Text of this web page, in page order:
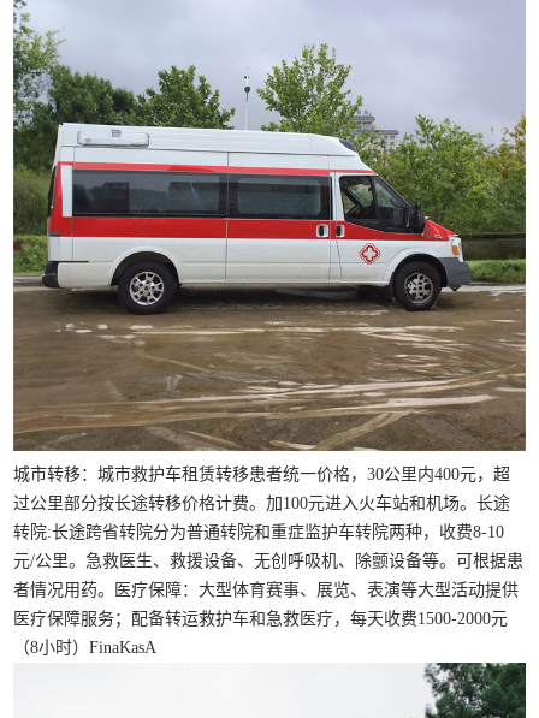
城市转移：城市救护车租赁转移患者统一价格，30公里内400元，超
过公里部分按长途转移价格计费。加100元进入火车站和机场。长途
转院:长途跨省转院分为普通转院和重症监护车转院两种，收费8-10
元/公里。急救医生、救援设备、无创呼吸机、除颤设备等。可根据患
者情况用药。医疗保障：大型体育赛事、展览、表演等大型活动提供
医疗保障服务；配备转运救护车和急救医疗，每天收费1500-2000元
（8小时）FinaKasA